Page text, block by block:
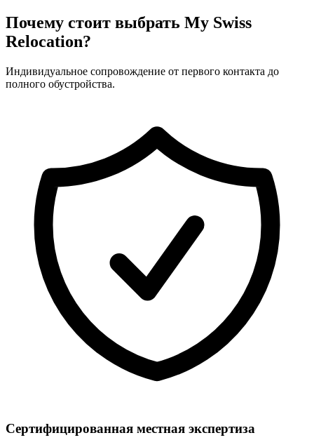
Почему стоит выбрать My Swiss
Relocation?
Индивидуальное сопровождение от первого контакта до
полного обустройства.
Сертифицированная местная экспертиза